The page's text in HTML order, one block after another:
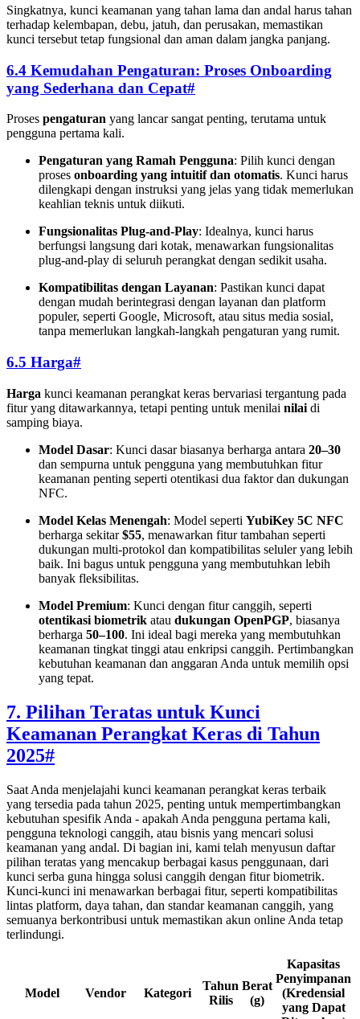
Singkatnya, kunci keamanan yang tahan lama dan andal harus tahan
terhadap kelembapan, debu, jatuh, dan perusakan, memastikan
kunci tersebut tetap fungsional dan aman dalam jangka panjang.
6.4 Kemudahan Pengaturan: Proses Onboarding
yang Sederhana dan Cepat#
Proses pengaturan yang lancar sangat penting, terutama untuk
pengguna pertama kali.
Pengaturan yang Ramah Pengguna: Pilih kunci dengan
proses onboarding yang intuitif dan otomatis. Kunci harus
dilengkapi dengan instruksi yang jelas yang tidak memerlukan
keahlian teknis untuk diikuti.
Fungsionalitas Plug-and-Play: Idealnya, kunci harus
berfungsi langsung dari kotak, menawarkan fungsionalitas
plug-and-play di seluruh perangkat dengan sedikit usaha.
Kompatibilitas dengan Layanan: Pastikan kunci dapat
dengan mudah berintegrasi dengan layanan dan platform
populer, seperti Google, Microsoft, atau situs media sosial,
tanpa memerlukan langkah-langkah pengaturan yang rumit.
6.5 Harga#
Harga kunci keamanan perangkat keras bervariasi tergantung pada
fitur yang ditawarkannya, tetapi penting untuk menilai nilai di
samping biaya.
Model Dasar: Kunci dasar biasanya berharga antara 20–30
dan sempurna untuk pengguna yang membutuhkan fitur
keamanan penting seperti otentikasi dua faktor dan dukungan
NFC.
Model Kelas Menengah: Model seperti YubiKey 5C NFC
berharga sekitar$55, menawarkan fitur tambahan seperti
dukungan multi-protokol dan kompatibilitas seluler yang lebih
baik. Ini bagus untuk pengguna yang membutuhkan lebih
banyak fleksibilitas.
Model Premium: Kunci dengan fitur canggih, seperti
otentikasi biometrik atau dukungan OpenPGP, biasanya
berharga 50–100. Ini ideal bagi mereka yang membutuhkan
keamanan tingkat tinggi atau enkripsi canggih. Pertimbangkan
kebutuhan keamanan dan anggaran Anda untuk memilih opsi
yang tepat.
7. Pilihan Teratas untuk Kunci
Keamanan Perangkat Keras di Tahun
2025#
Saat Anda menjelajahi kunci keamanan perangkat keras terbaik
yang tersedia pada tahun 2025, penting untuk mempertimbangkan
kebutuhan spesifik Anda - apakah Anda pengguna pertama kali,
pengguna teknologi canggih, atau bisnis yang mencari solusi
keamanan yang andal. Di bagian ini, kami telah menyusun daftar
pilihan teratas yang mencakup berbagai kasus penggunaan, dari
kunci serba guna hingga solusi canggih dengan fitur biometrik.
Kunci-kunci ini menawarkan berbagai fitur, seperti kompatibilitas
lintas platform, daya tahan, dan standar keamanan canggih, yang
semuanya berkontribusi untuk memastikan akun online Anda tetap
terlindungi.
Model Vendor Kategori
Tahun
Rilis
Berat
(g)
Kapasitas
Penyimpanan
(Kredensial
yang Dapat